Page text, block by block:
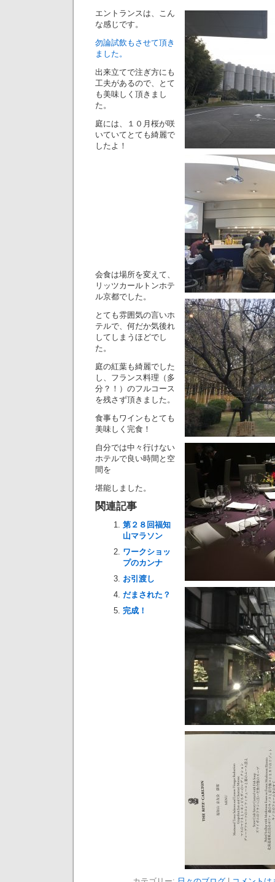
エントランスは、こん
な感じです。
勿論試飲もさせて頂き
ました。
出来立てで注ぎ方にも
工夫があるので、とて
も美味しく頂きまし
た。
庭には、１０月桜が咲
いていてとても綺麗で
したよ！
会食は場所を変えて、
リッツカールトンホテ
ル京都でした。
とても雰囲気の言いホ
テルで、何だか気後れ
してしまうほどでし
た。
庭の紅葉も綺麗でした
し、フランス料理（多
分？！）のフルコース
を残さず頂きました。
食事もワインもとても
美味しく完食！
自分では中々行けない
ホテルで良い時間と空
間を
堪能しました。
関連記事
第２８回福知
山マラソン
ワークショッ
プのカンナ
お引渡し
だまされた？
完成！